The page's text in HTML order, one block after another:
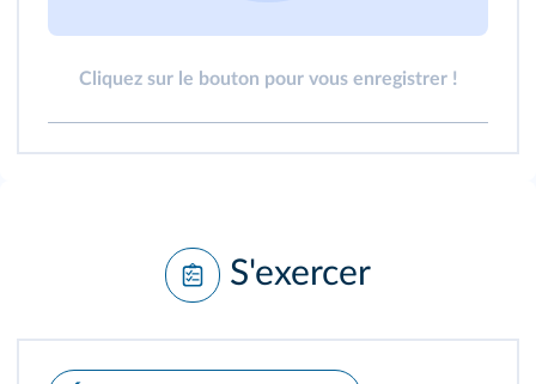
Cliquez sur le bouton pour vous enregistrer !
S'exercer